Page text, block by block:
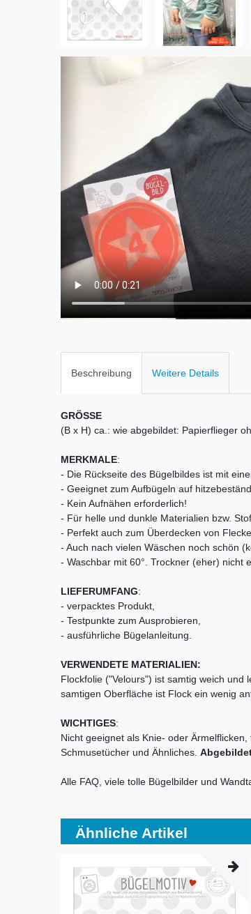
Beschreibung Weitere Details
GRÖSSE
(B x H) ca.: wie abgebildet: Papierflieger
MERKMALE:
- Die Rückseite des Bügelbildes ist mit
- Geeignet zum Aufbügeln auf
- Kein Aufnähen erforderlich!
- Für helle und dunkle Materialien bzw.
- Perfekt auch zum Überdecken von
- Auch nach vielen Wäschen noch schön
- Waschbar mit 60°. Trockner (eher) nicht
LIEFERUMFANG:
- verpacktes Produkt,
- Testpunkte zum Ausprobieren,
- ausführliche Bügelanleitung.
VERWENDETE MATERIALIEN:
Flockfolie ("Velours") ist samtig weich
samtigen Oberfläche ist Flock ein wenig
WICHTIGES:
Nicht geeignet als Knie- oder
Schmusetücher und Ähnliches.
Alle FAQ, viele tolle Bügelbilder und
Ähnliche Artikel